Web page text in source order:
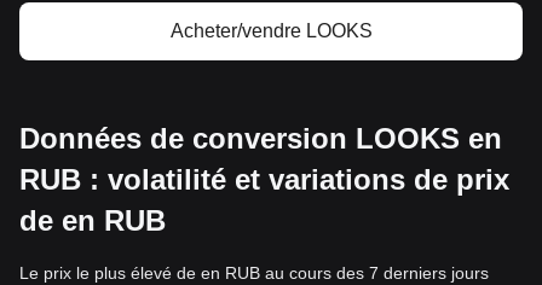
Acheter/vendre LOOKS
Données de conversion LOOKS en
RUB : volatilité et variations de prix
de en RUB
Le prix le plus élevé de en RUB au cours des 7 derniers jours